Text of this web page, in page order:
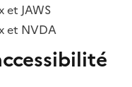
et JAWS
et NVDA